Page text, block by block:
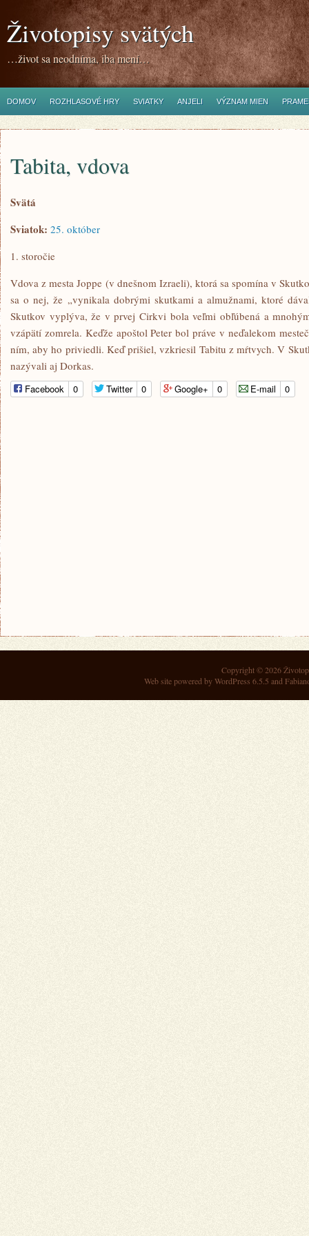
Životopisy svätých
…život sa neodníma, iba mení…
DOMOV ROZHLASOVÉ HRY SVIATKY ANJELI VÝZNAM MIEN
Tabita, vdova
Svätá
Sviatok: 25. október
1. storočie
Vdova z mesta Joppe (v dnešnom Izraeli), ktorá sa spomína v
sa o nej, že „vynikala dobrými skutkami a almužnami, ktoré
Skutkov vyplýva, že v prvej Cirkvi bola veľmi obľúbená a
vzápätí zomrela. Keďže apoštol Peter bol práve v neďalekom
ním, aby ho priviedli. Keď prišiel, vzkriesil Tabitu z mŕtvych. V
nazývali aj Dorkas.
Facebook 0 Twitter 0 Google+ 0 E-mail 0
Copyright © 2026
Web site powered byWordPress 6.5.5 and